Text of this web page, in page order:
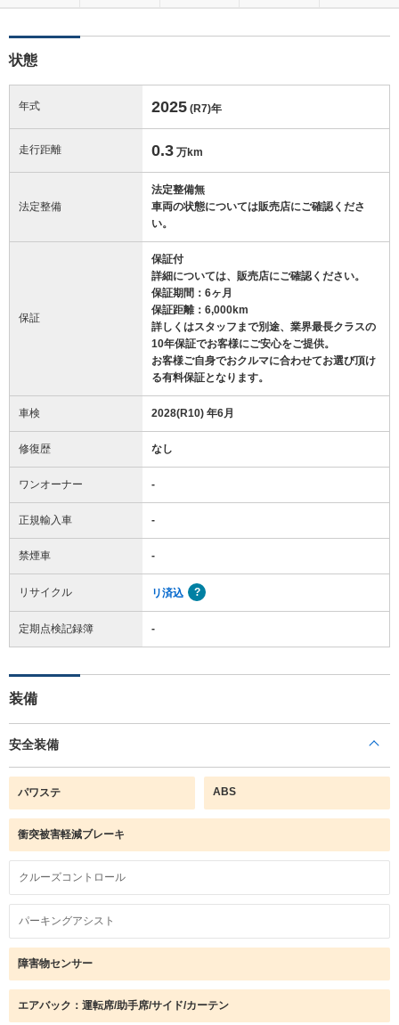
修復歴：無
状態
年式 2025 (R7)年
走行距離 0.3 万km
法定整備
法定整備無
車両の状態については販売店にご確認くださ
い。
保証
保証付
詳細については、販売店にご確認ください。
保証期間：6ヶ月
保証距離：6,000km
詳しくはスタッフまで別途、業界最長クラスの
10年保証でお客様にご安心をご提供。
お客様ご自身でおクルマに合わせてお選び頂け
る有料保証となります。
車検 2028(R10) 年6月
修復歴 なし
ワンオーナー -
正規輸入車 -
禁煙車 -
リサイクル リ済込
定期点検記録簿 -
装備
安全装備
パワステ ABS
衝突被害軽減ブレーキ
クルーズコントロール
パーキングアシスト
障害物センサー
エアバック：運転席/助手席/サイド/カーテン